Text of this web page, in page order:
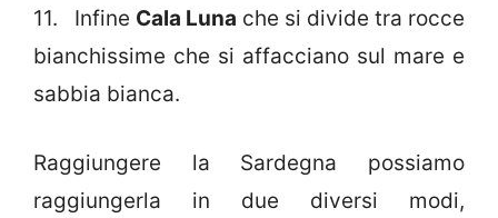
11. Infine Cala Luna che si divide tra rocce
bianchissime che si affacciano sul mare e
sabbia bianca.
Raggiungere la Sardegna possiamo
raggiungerla in due diversi modi,